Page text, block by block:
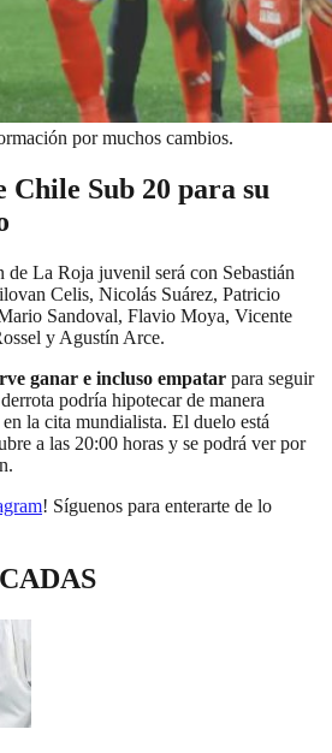
por muchos cambios.
Sub 20 para su
de La Roja juvenil será con Sebastián
Celis, Nicolás Suárez, Patricio
Sandoval, Flavio Moya, Vicente
y Agustín Arce.
ganar e incluso empatar para seguir
podría hipotecar de manera
la cita mundialista. El duelo está
a las 20:00 horas y se podrá ver por
! Síguenos para enterarte de lo